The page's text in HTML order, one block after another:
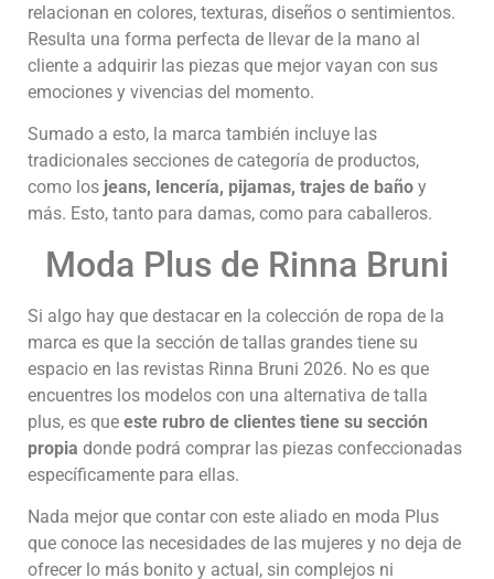
relacionan en colores, texturas, diseños o sentimientos.
Resulta una forma perfecta de llevar de la mano al
cliente a adquirir las piezas que mejor vayan con sus
emociones y vivencias del momento.
Sumado a esto, la marca también incluye las
tradicionales secciones de categoría de productos,
como los jeans, lencería, pijamas, trajes de baño y
más. Esto, tanto para damas, como para caballeros.
Moda Plus de Rinna Bruni
Si algo hay que destacar en la colección de ropa de la
marca es que la sección de tallas grandes tiene su
espacio en las revistas Rinna Bruni 2026. No es que
encuentres los modelos con una alternativa de talla
plus, es que este rubro de clientes tiene su sección
propia donde podrá comprar las piezas confeccionadas
específicamente para ellas.
Nada mejor que contar con este aliado en moda Plus
que conoce las necesidades de las mujeres y no deja de
ofrecer lo más bonito y actual, sin complejos ni